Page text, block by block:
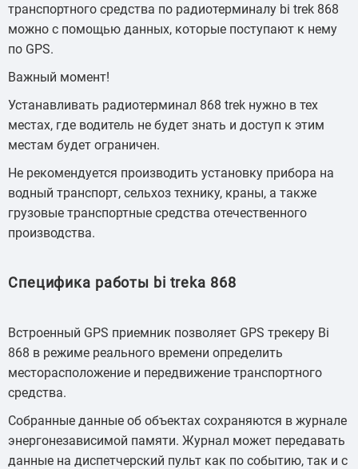
транспортного средства по радиотерминалу bi trek 868
можно с помощью данных, которые поступают к нему
по GPS.
Важный момент!
Устанавливать радиотерминал 868 trek нужно в тех
местах, где водитель не будет знать и доступ к этим
местам будет ограничен.
Не рекомендуется производить установку прибора на
водный транспорт, сельхоз технику, краны, а также
грузовые транспортные средства отечественного
производства.
Специфика работы bi treka 868
Встроенный GPS приемник позволяет GPS трекеру Bi
868 в режиме реального времени определить
месторасположение и передвижение транспортного
средства.
Собранные данные об объектах сохраняются в журнале
энергонезависимой памяти. Журнал может передавать
данные на диспетчерский пульт как по событию, так и с